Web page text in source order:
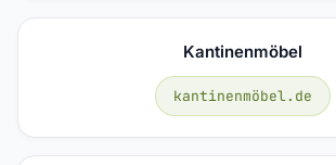
Kantinenmöbel
kantinenmöbel.de